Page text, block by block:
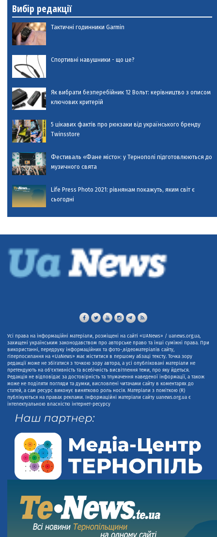
Вибір редакції
Тактичні годинники Garmin
Спортивні навушники - що це?
Як вибрати безперебійник 12 Вольт: керівництво з описом
ключових критерій
5 цікавих фактів про рюкзаки від українського бренду
Twinsstore
Фестиваль «Фане місто»: у Тернополі підготовлюються до
музичного свята
Life Press Photo 2021: рівнянам покажуть, яким світ є
сьогодні
Усі права на інформаційні матеріали, розміщені на сайті «UANews» / uanews.org.ua,
захищені українським законодавством про авторське право та інші суміжні права. При
використанні, передруку інформаційних та фото-,відеоматеріалів сайту,
гіперпосилання на «UaNews» має міститися в першому абзаці тексту. Точка зору
редакції може не збігатися з точкою зору автора, а усі опубліковані матеріали не
претендують на об'єктивність та всебічність висвітлення теми, про яку йдеться.
Редакція не відповідає за достовірність та тлумачення наведеної інформації, а також
може не поділяти погляди та думки, висловлені читачами сайту в коментарях до
статей, а сам ресурс виконує винятково роль носія. Матеріали з поміткою (R)
публікуються на правах реклами. Інформаційні матеріали сайту uanews.org.ua є
інтелектуальною власністю інтернет-ресурсу